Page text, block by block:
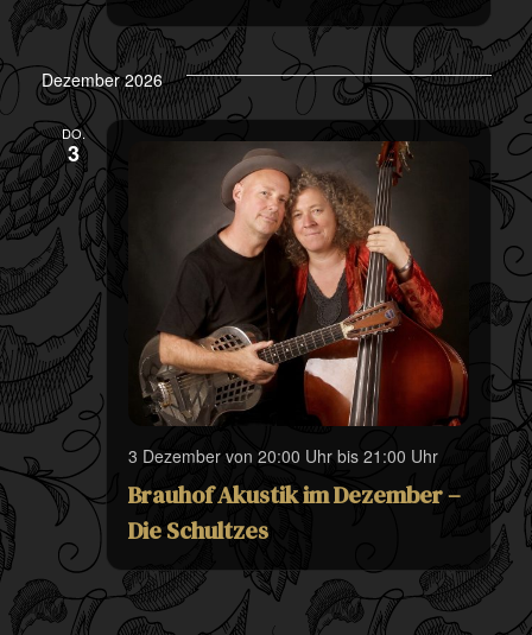
Dezember 2026
DO.
3
Brauhof Akustik im Dezember –
Die Schultzes
3 Dezember von 20:00 Uhrbis 21:00 Uhr